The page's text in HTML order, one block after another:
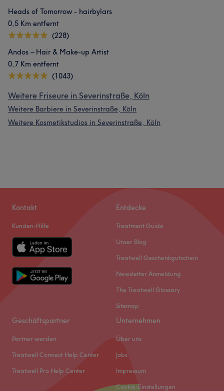
Freundlich 7 Kompetent 5
Talentiert
Heads of Tomorrow - hairbylars
0,5 Km entfernt
(228)
Andos – Hair & Make-up Artist
0,7 Km entfernt
(1043)
Weitere Friseure in Severinstraße, Köln
Weitere Barbiere in Severinstraße, Köln
Weitere Kosmetikstudios in Severinstraße, Köln
Kontakt
Kunden-Hilfe
Entdecke
Treatment Guide
Unser Blog
Treatwell Geschenkgutschein
Newsletter Anmeldung
The Treatwell Glossary
Sitemap
Geschäftspartner
Partner werden
Treatwell Connect Help Center
Treatwell Pro Help Center
Unternehmen
Über uns
Jobs
Impressum
Cookie-Einstellungen